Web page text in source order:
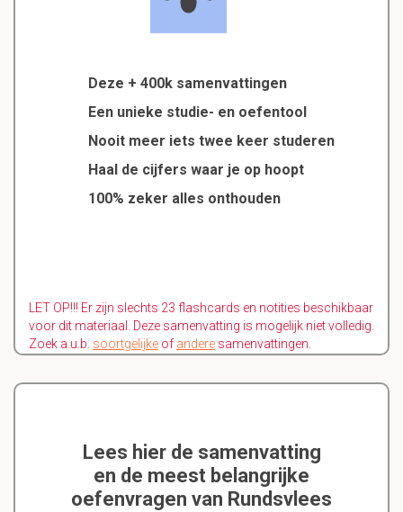
Deze + 400k samenvattingen
Een unieke studie- en oefentool
Nooit meer iets twee keer studeren
Haal de cijfers waar je op hoopt
100% zeker alles onthouden
LET OP!!! Er zijn slechts 23 flashcards en notities beschikbaar
voor dit materiaal. Deze samenvatting is mogelijk niet volledig.
Zoek a.u.b. soortgelijke of andere samenvattingen.
Lees hier de samenvatting
en de meest belangrijke
oefenvragen van Rundsvlees